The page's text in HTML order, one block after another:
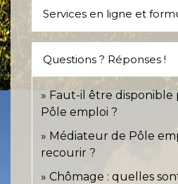
Services en ligne et
Questions ? Réponses !
Faut-il être disponible
Pôle emploi ?
Médiateur de Pôle
recourir ?
Chômage : quelles